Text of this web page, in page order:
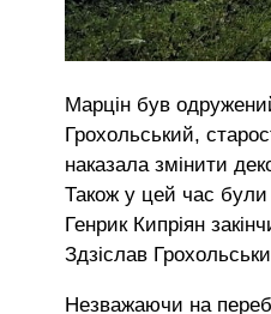
Марцін був
Грохольський,
наказала змінити
Також у цей час були
Генрик Кипріян
Здзіслав
Незважаючи на